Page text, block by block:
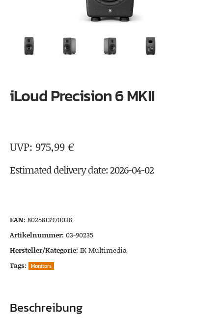
iLoud Precision 6 MKII
975,99€
Estimated delivery date: 2026-04-02
EAN: 8025813970038
Artikelnummer: 03-90235
Hersteller/Kategorie: IK Multimedia
Tags:
Monitors
Beschreibung